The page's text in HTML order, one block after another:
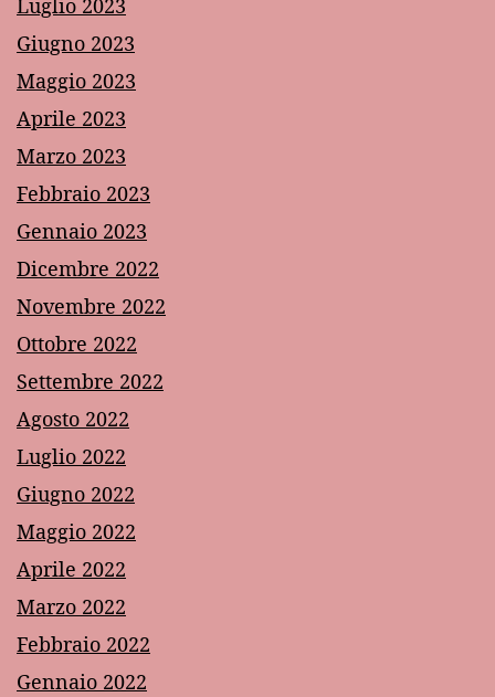
Luglio 2023
Giugno 2023
Maggio 2023
Aprile 2023
Marzo 2023
Febbraio 2023
Gennaio 2023
Dicembre 2022
Novembre 2022
Ottobre 2022
Settembre 2022
Agosto 2022
Luglio 2022
Giugno 2022
Maggio 2022
Aprile 2022
Marzo 2022
Febbraio 2022
Gennaio 2022